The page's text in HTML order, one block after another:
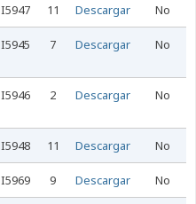
I5947 11 Descargar No
I5945 7 Descargar No
I5946 2 Descargar No
I5948 11 Descargar No
I5969 9 Descargar No